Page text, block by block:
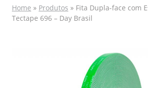
Home » Produtos » Fita Dupla-face com
Tectape 696 – Day Brasil